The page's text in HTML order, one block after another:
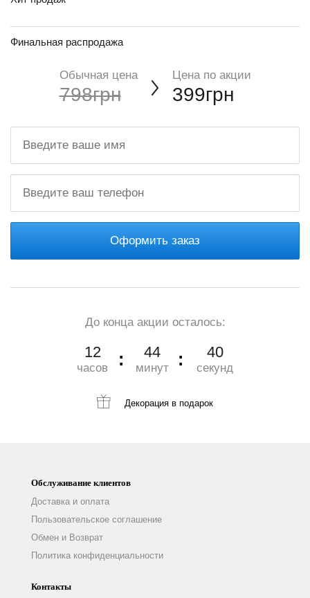
Финальная распродажа
Обычная цена
798грн
Цена по акции
399грн
Оформить заказ
До конца акции осталось:
12
часов
44
минут
40
секунд
Декорация в подарок
Обслуживание клиентов
Доставка и оплата
Пользовательское соглашение
Обмен и Возврат
Политика конфиденциальности
Контакты